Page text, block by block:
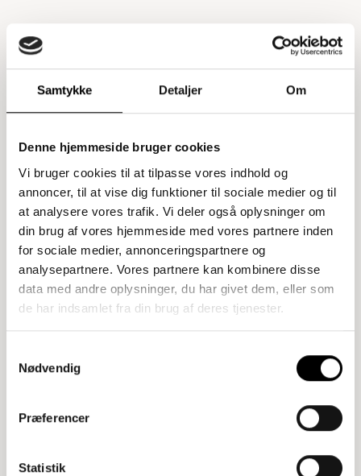
Samtykke Detaljer Om
Denne hjemmeside bruger cookies
Vi bruger cookies til at tilpasse vores indhold og
annoncer, til at vise dig funktioner til sociale medier og til
at analysere vores trafik. Vi deler også oplysninger om
din brug af vores hjemmeside med vores partnere inden
for sociale medier, annonceringspartnere og
analysepartnere. Vores partnere kan kombinere disse
data med andre oplysninger, du har givet dem, eller som
de har indsamlet fra din brug af deres tjenester.
Nødvendig
Præferencer
Statistik